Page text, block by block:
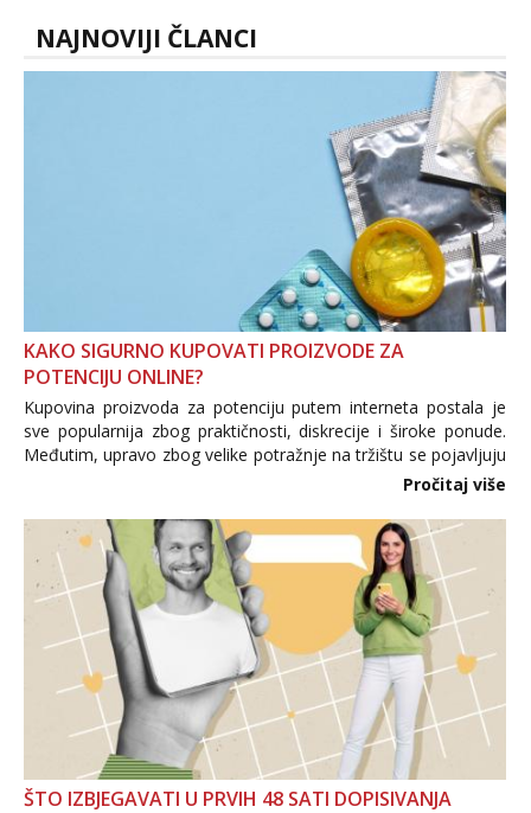
NAJNOVIJI ČLANCI
KAKO SIGURNO KUPOVATI PROIZVODE ZA
POTENCIJU ONLINE?
Kupovina proizvoda za potenciju putem interneta postala je
sve popularnija zbog praktičnosti, diskrecije i široke ponude.
Međutim, upravo zbog velike potražnje na tržištu se pojavljuju
i brojni krivotvoreni proizvodi, nepouzdane internetske
Pročitaj više
ŠTO IZBJEGAVATI U PRVIH 48 SATI DOPISIVANJA